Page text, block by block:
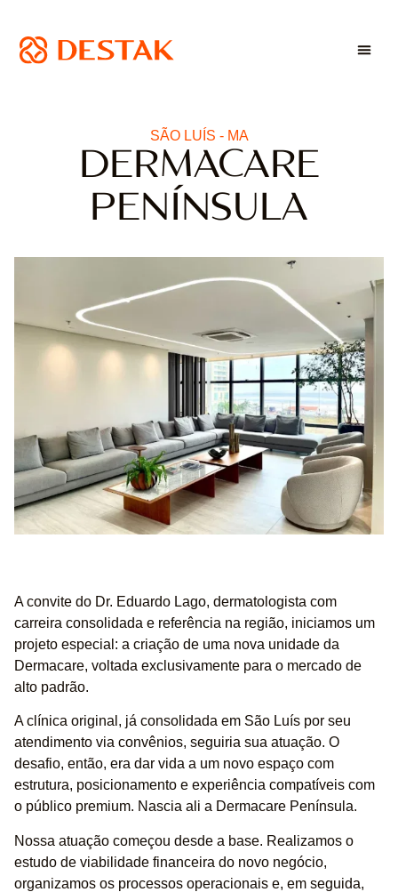
SÃO LUÍS - MA
DERMACARE
PENÍNSULA
A convite do Dr. Eduardo Lago, dermatologista com
carreira consolidada e referência na região, iniciamos um
projeto especial: a criação de uma nova unidade da
Dermacare, voltada exclusivamente para o mercado de
alto padrão.
A clínica original, já consolidada em São Luís por seu
atendimento via convênios, seguiria sua atuação. O
desafio, então, era dar vida a um novo espaço com
estrutura, posicionamento e experiência compatíveis com
o público premium. Nascia ali a Dermacare Península.
Nossa atuação começou desde a base. Realizamos o
estudo de viabilidade financeira do novo negócio,
organizamos os processos operacionais e, em seguida,